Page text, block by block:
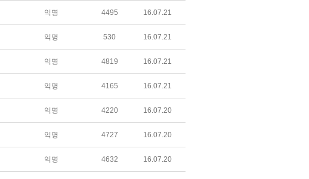
익명 4495 16.07.21
익명 530 16.07.21
익명 4819 16.07.21
익명 4165 16.07.21
익명 4220 16.07.20
익명 4727 16.07.20
익명 4632 16.07.20